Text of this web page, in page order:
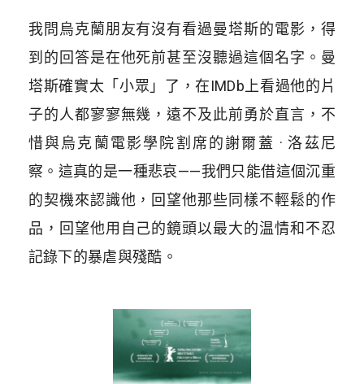
我問烏克蘭朋友有沒有看過曼塔斯的電影，得
到的回答是在他死前甚至沒聽過這個名字。曼
塔斯確實太「小眾」了，在IMDb上看過他的片
子的人都寥寥無幾，遠不及此前勇於直言，不
惜與烏克蘭電影學院割席的謝爾蓋 · 洛茲尼
察。這真的是一種悲哀——我們只能借這個沉重
的契機來認識他，回望他那些同樣不輕鬆的作
品，回望他用自己的鏡頭以最大的温情和不忍
記錄下的暴虐與殘酷。